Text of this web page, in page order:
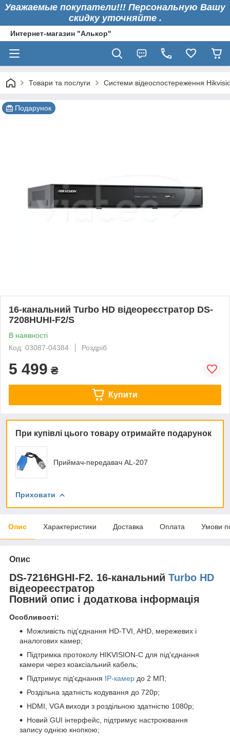
Уважаемые покупатели!!! Персональную Вашу
скидку уточняйте .
Интернет-магазин "Алькор"
Товари та послуги Системи відеоспостереження
Подарунок
16-канальний Turbo HD відеореєстратор DS-
7208HUHI-F2/S
В наявності
Код: 03087-04384
Роздріб
5 499 ₴
Купити
При купівлі цього товару отримайте подарунок
Приймач-передавач AL-207
Приховати
Опис Характеристики Доставка Оплата Умови
Опис
DS-7216HGHI-F2. 16-канальний Turbo HD
відеореєстратор
Повний опис і додаткова інформація
Особливості:
Можливість під'єднання HD-TVI, AHD, мережевих і
аналогових камер;
Підтримка протоколу HIKVISION-C для під'єднання
камери через коаксіальний кабель;
Підтримує під'єднання IP-камер до 2 МП;
Роздільна здатність кодування до 720p;
HDMI, VGA виходи з роздільною здатністю 1080р;
Новий GUI інтерфейс, підтримує настроювання
запису однією кнопкою;